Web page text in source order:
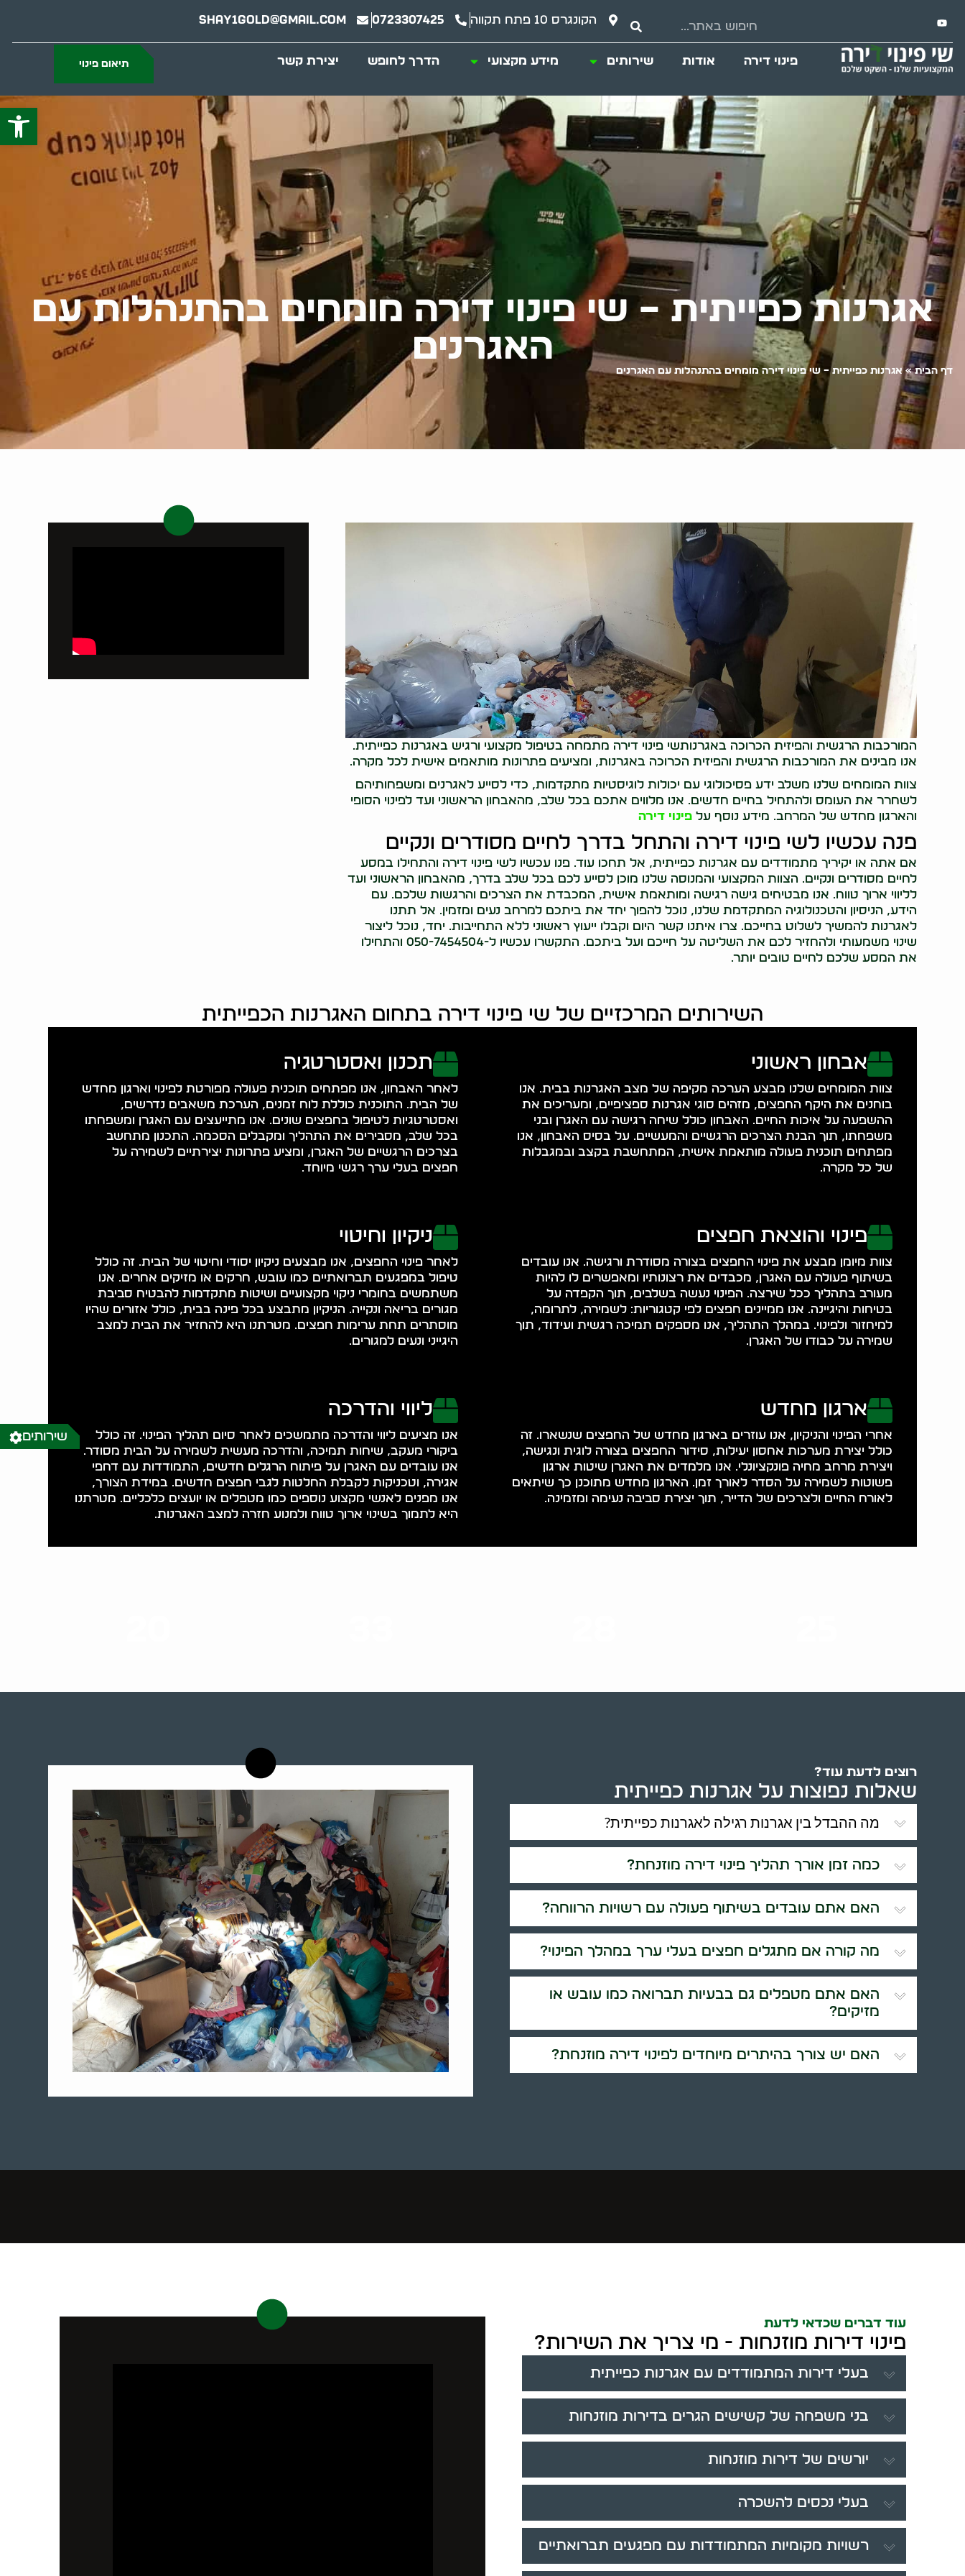
פתח
הקונגרס 10 פתח תקווה 0723307425
Shay1gold@gmail.com
פינוי דירה אודות שירותים מידע מקצועי הדרך לחופש יצירת קשר תיאום פינוי
אגרנות כפייתית – שי פינוי דירה מומחים בהתנהלות עם
האגרנים
דף הבית»אגרנות כפייתית – שי פינוי דירה מומחים בהתנהלות עם האגרנים
המורכבות הרגשית והפיזית הכרוכה באגרנותשי פינוי דירה מתמחה בטיפול מקצועי ורגיש באגרנות כפייתית.
אנו מבינים את המורכבות הרגשית והפיזית הכרוכה באגרנות, ומציעים פתרונות מותאמים אישית לכל מקרה.
צוות המומחים שלנו משלב ידע פסיכולוגי עם יכולות לוגיסטיות מתקדמות, כדי לסייע לאגרנים ומשפחותיהם
לשחרר את העומס ולהתחיל בחיים חדשים. אנו מלווים אתכם בכל שלב, מהאבחון הראשוני ועד לפינוי הסופי
והארגון מחדש של המרחב. מידע נוסף עלפינוי דירה
פנה עכשיו לשי פינוי דירה והתחל בדרך לחיים מסודרים ונקיים
אם אתה או יקיריך מתמודדים עם אגרנות כפייתית, אל תחכו עוד. פנו עכשיו לשי פינוי דירה והתחילו במסע
לחיים מסודרים ונקיים. הצוות המקצועי והמנוסה שלנו מוכן לסייע לכם בכל שלב בדרך, מהאבחון הראשוני ועד
לליווי ארוך טווח. אנו מבטיחים גישה רגישה ומותאמת אישית, המכבדת את הצרכים והרגשות שלכם. עם
הידע, הניסיון והטכנולוגיה המתקדמת שלנו, נוכל להפוך יחד את ביתכם למרחב נעים ומזמין. אל תתנו
לאגרנות להמשיך לשלוט בחייכם. צרו איתנו קשר היום וקבלו ייעוץ ראשוני ללא התחייבות. יחד, נוכל ליצור
שינוי משמעותי ולהחזיר לכם את השליטה על חייכם ועל ביתכם. התקשרו עכשיו ל-050-7454504 והתחילו
את המסע שלכם לחיים טובים יותר.
השירותים המרכזיים של שי פינוי דירה בתחום האגרנות הכפייתית
אבחון ראשוני
צוות המומחים שלנו מבצע הערכה מקיפה של מצב האגרנות בבית. אנו
בוחנים את היקף החפצים, מזהים סוגי אגרנות ספציפיים, ומעריכים את
ההשפעה על איכות החיים. האבחון כולל שיחה רגישה עם האגרן ובני
משפחתו, תוך הבנת הצרכים הרגשיים והמעשיים. על בסיס האבחון, אנו
מפתחים תוכנית פעולה מותאמת אישית, המתחשבת בקצב ובמגבלות
של כל מקרה.
תכנון ואסטרטגיה
לאחר האבחון, אנו מפתחים תוכנית פעולה מפורטת לפינוי וארגון מחדש
של הבית. התוכנית כוללת לוח זמנים, הערכת משאבים נדרשים,
ואסטרטגיות לטיפול בחפצים שונים. אנו מתייעצים עם האגרן ומשפחתו
בכל שלב, מסבירים את התהליך ומקבלים הסכמה. התכנון מתחשב
בצרכים הרגשיים של האגרן, ומציע פתרונות יצירתיים לשמירה על
חפצים בעלי ערך רגשי מיוחד.
פינוי והוצאת חפצים
צוות מיומן מבצע את פינוי החפצים בצורה מסודרת ורגישה. אנו עובדים
בשיתוף פעולה עם האגרן, מכבדים את רצונותיו ומאפשרים לו להיות
מעורב בתהליך ככל שירצה. הפינוי נעשה בשלבים, תוך הקפדה על
בטיחות והיגיינה. אנו ממיינים חפצים לפי קטגוריות: לשמירה, לתרומה,
למיחזור ולפינוי. במהלך התהליך, אנו מספקים תמיכה רגשית ועידוד, תוך
שמירה על כבודו של האגרן.
ניקיון וחיטוי
לאחר פינוי החפצים, אנו מבצעים ניקיון יסודי וחיטוי של הבית. זה כולל
טיפול במפגעים תברואתיים כמו עובש, חרקים או מזיקים אחרים. אנו
משתמשים בחומרי ניקוי מקצועיים ושיטות מתקדמות להבטיח סביבת
מגורים בריאה ונקייה. הניקיון מתבצע בכל פינה בבית, כולל אזורים שהיו
מוסתרים תחת ערימות חפצים. מטרתנו היא להחזיר את הבית למצב
היגייני ונעים למגורים.
ארגון מחדש
אחרי הפינוי והניקיון, אנו עוזרים בארגון מחדש של החפצים שנשארו. זה
כולל יצירת מערכות אחסון יעילות, סידור החפצים בצורה לוגית ונגישה,
ויצירת מרחב מחיה פונקציונלי. אנו מלמדים את האגרן שיטות ארגון
פשוטות לשמירה על הסדר לאורך זמן. הארגון מחדש מתוכנן כך שיתאים
לאורח החיים ולצרכים של הדייר, תוך יצירת סביבה נעימה ומזמינה.
ליווי והדרכה
אנו מציעים ליווי והדרכה מתמשכים לאחר סיום תהליך הפינוי. זה כולל
ביקורי מעקב, שיחות תמיכה, והדרכה מעשית לשמירה על הבית מסודר.
אנו עובדים עם האגרן על פיתוח הרגלים חדשים, התמודדות עם דחפי
אגירה, וטכניקות לקבלת החלטות לגבי חפצים חדשים. במידת הצורך,
אנו מפנים לאנשי מקצוע נוספים כמו מטפלים או יועצים כלכליים. מטרתנו
היא לתמוך בשינוי ארוך טווח ולמנוע חזרה למצב האגרנות.
רוצים לדעת עוד?
שאלות נפוצות על אגרנות כפייתית
מה ההבדל בין אגרנות רגילה לאגרנות כפייתית?
כמה זמן אורך תהליך פינוי דירה מוזנחת?
האם אתם עובדים בשיתוף פעולה עם רשויות הרווחה?
מה קורה אם מתגלים חפצים בעלי ערך במהלך הפינוי?
האם אתם מטפלים גם בבעיות תברואה כמו עובש או
מזיקים?
האם יש צורך בהיתרים מיוחדים לפינוי דירה מוזנחת?
עוד דברים שכדאי לדעת
פינוי דירות מוזנחות - מי צריך את השירות?
בעלי דירות המתמודדים עם אגרנות כפייתית
בני משפחה של קשישים הגרים בדירות מוזנחות
יורשים של דירות מוזנחות
בעלי נכסים להשכרה
רשויות מקומיות המתמודדות עם מפגעים תברואתיים
שירותים